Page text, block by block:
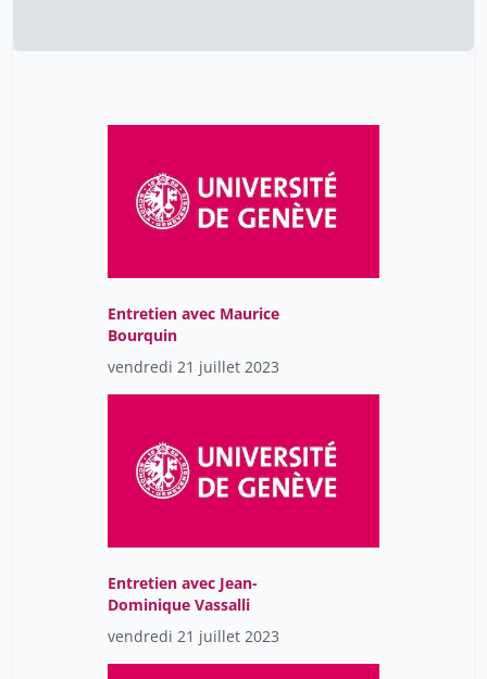
Entretien avec Maurice
Bourquin
vendredi 21 juillet 2023
Entretien avec Jean-
Dominique Vassalli
vendredi 21 juillet 2023